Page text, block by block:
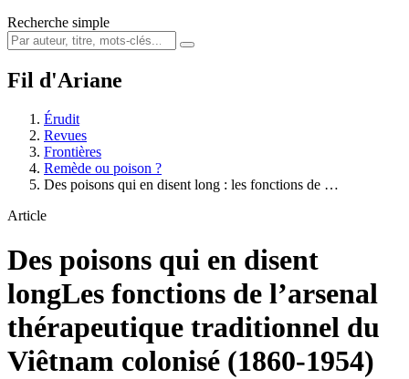
Recherche simple
Fil d'Ariane
Érudit
Revues
Frontières
Remède ou poison ?
Des poisons qui en disent long : les fonctions de …
Article
Des poisons qui en disent
longLes fonctions de l’arsenal
thérapeutique traditionnel du
Viêtnam colonisé (1860-1954)